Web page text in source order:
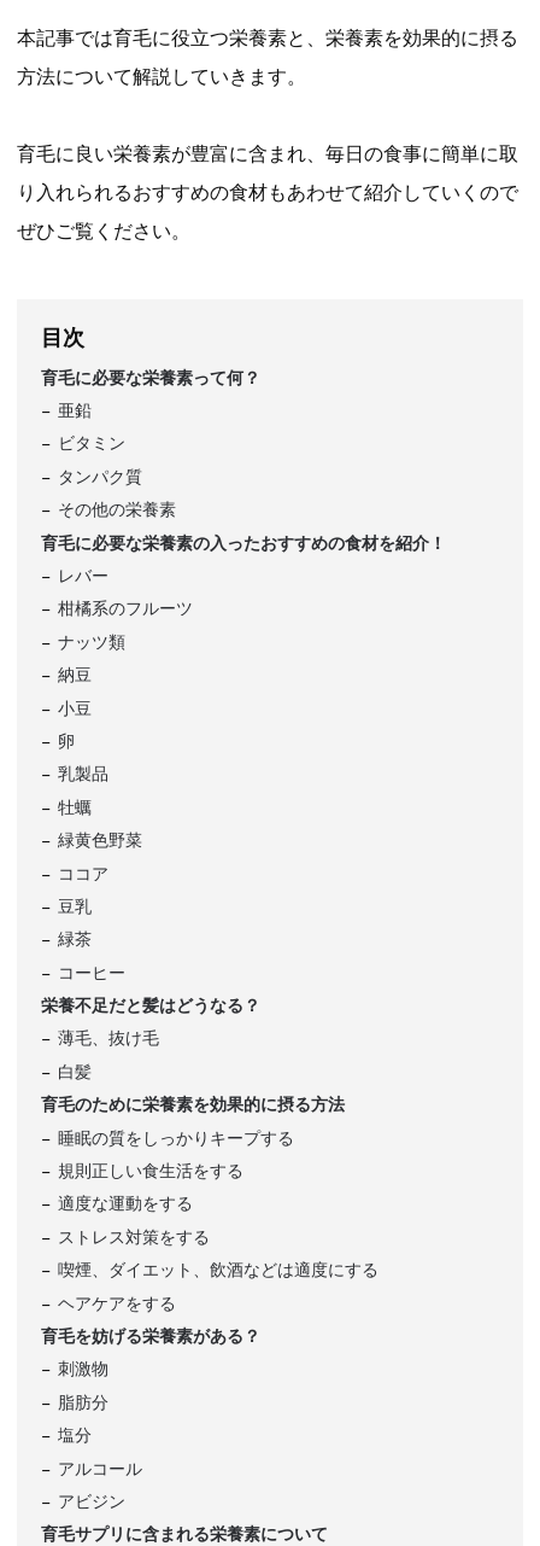
本記事では育毛に役立つ栄養素と、栄養素を効果的に摂る
方法について解説していきます。
育毛に良い栄養素が豊富に含まれ、毎日の食事に簡単に取
り入れられるおすすめの食材もあわせて紹介していくので
ぜひご覧ください。
目次
育毛に必要な栄養素って何？
亜鉛
ビタミン
タンパク質
その他の栄養素
育毛に必要な栄養素の入ったおすすめの食材を紹介！
レバー
柑橘系のフルーツ
ナッツ類
納豆
小豆
卵
乳製品
牡蠣
緑黄色野菜
ココア
豆乳
緑茶
コーヒー
栄養不足だと髪はどうなる？
薄毛、抜け毛
白髪
育毛のために栄養素を効果的に摂る方法
睡眠の質をしっかりキープする
規則正しい食生活をする
適度な運動をする
ストレス対策をする
喫煙、ダイエット、飲酒などは適度にする
ヘアケアをする
育毛を妨げる栄養素がある？
刺激物
脂肪分
塩分
アルコール
アビジン
育毛サプリに含まれる栄養素について